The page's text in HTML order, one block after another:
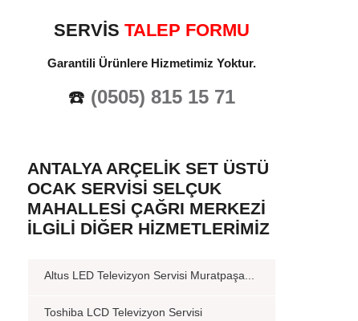
SERVİS TALEP FORMU
Garantili Ürünlere Hizmetimiz Yoktur.
☎️ (0505) 815 15 71
ANTALYA ARÇELIK SET ÜSTÜ
OCAK SERVISI SELÇUK
MAHALLESI ÇAĞRI MERKEZI
İLGILI DIĞER HIZMETLERIMIZ
Altus LED Televizyon Servisi Muratpaşa...
Toshiba LCD Televizyon Servisi